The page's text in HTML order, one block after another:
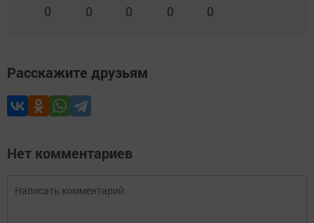
0 0 0 0 0
Расскажите друзьям
Нет комментариев